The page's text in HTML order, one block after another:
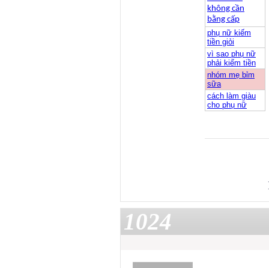
không cần
bằng cấp
phụ nữ kiếm
tiền giỏi
vì sao phụ nữ
phải kiếm tiền
nhóm mẹ bỉm
sữa
cách làm giàu
cho phụ nữ
1024